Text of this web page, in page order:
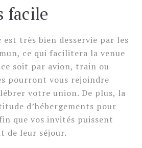
facile
est très bien desservie par les
ce qui facilitera la venue
ce soit par avion, train ou
pourront vous rejoindre
votre union. De plus, la
d’hébergements pour
que vos invités puissent
de leur séjour.